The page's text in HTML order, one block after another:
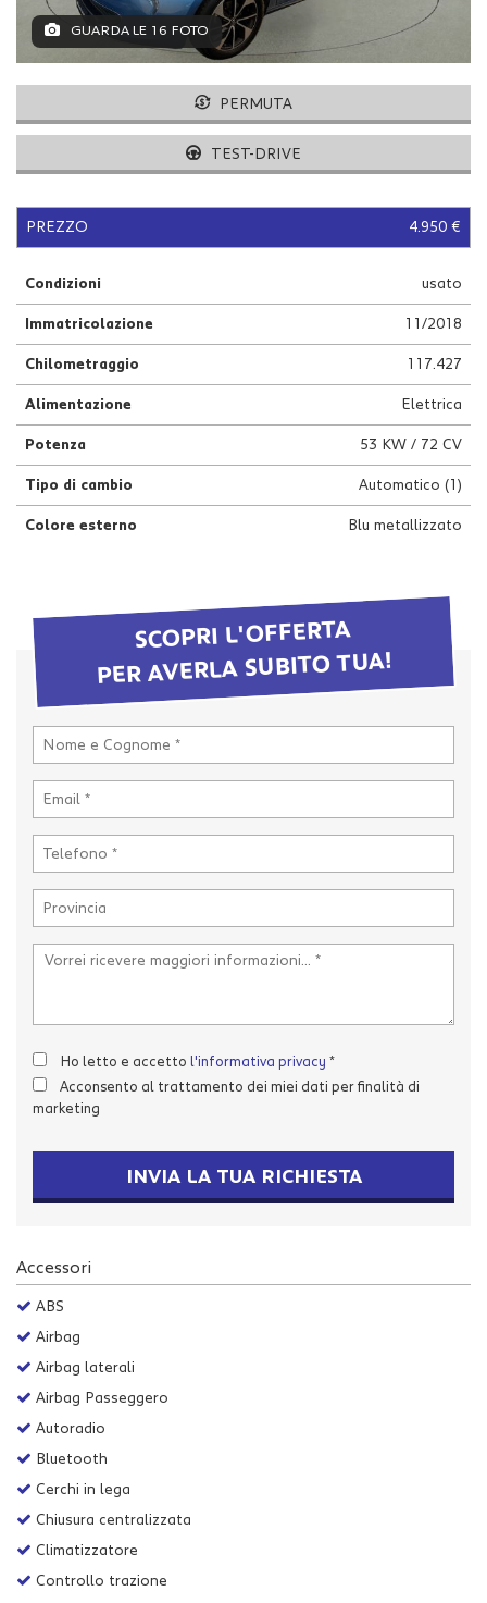
GUARDA LE 16 FOTO
PERMUTA
TEST-DRIVE
PREZZO 4.950 €
Condizioni usato
Immatricolazione 11/2018
Chilometraggio 117.427
Alimentazione Elettrica
Potenza 53 KW / 72 CV
Tipo di cambio Automatico (1)
Colore esterno Blu metallizzato
SCOPRI L'OFFERTA
PER AVERLA SUBITO TUA!
Ho letto e accetto l'informativa privacy *
Acconsento al trattamento dei miei dati per finalità di
marketing
INVIA LA TUA RICHIESTA
Accessori
ABS
Airbag
Airbag laterali
Airbag Passeggero
Autoradio
Bluetooth
Cerchi in lega
Chiusura centralizzata
Climatizzatore
Controllo trazione
tracciamento
che
adottiamo
le
funzionalità
le
attività
di
descritte.
maggiori
sull'utilità
e
sul
funzionamento
di
questi
strumenti
rimanda
alla
cookie
policy.
Puoi
rivedere
scelte
momento.
Leggi
la
policy
Salva
impostazioni